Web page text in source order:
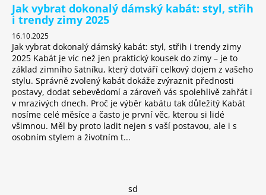
Jak vybrat dokonalý dámský kabát: styl, střih
i trendy zimy 2025
16.10.2025
Jak vybrat dokonalý dámský kabát: styl, střih i trendy zimy
2025 Kabát je víc než jen praktický kousek do zimy – je to
základ zimního šatníku, který dotváří celkový dojem z vašeho
stylu. Správně zvolený kabát dokáže zvýraznit přednosti
postavy, dodat sebevědomí a zároveň vás spolehlivě zahřát i
v mrazivých dnech. Proč je výběr kabátu tak důležitý Kabát
nosíme celé měsíce a často je první věc, kterou si lidé
všimnou. Měl by proto ladit nejen s vaší postavou, ale i s
osobním stylem a životním t...
sd